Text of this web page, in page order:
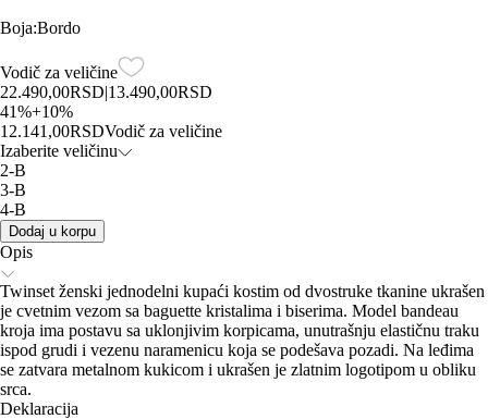
Boja:Bordo
Vodič za veličine
22.490,00RSD|13.490,00RSD
41%+10%
12.141,00RSDVodič za veličine
Izaberite veličinu
2-B
3-B
4-B
Dodaj u korpu
Opis
Twinset ženski jednodelni kupaći kostim od dvostruke tkanine ukrašen
je cvetnim vezom sa baguette kristalima i biserima. Model bandeau
kroja ima postavu sa uklonjivim korpicama, unutrašnju elastičnu traku
ispod grudi i vezenu naramenicu koja se podešava pozadi. Na leđima
se zatvara metalnom kukicom i ukrašen je zlatnim logotipom u obliku
srca.
Deklaracija